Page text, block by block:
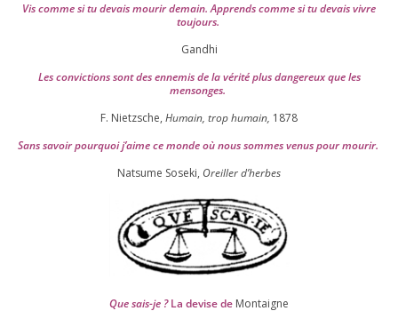
Vis comme si tu devais mou­rir demain. Apprends comme si tu devais vivre
toujours.
Gandhi
Les convic­tions sont des enne­mis de la véri­té plus dan­ge­reux que les
mensonges.
F. Nietzsche, Humain, trop humain, 1878
Sans savoir pour­quoi j’aime ce monde où nous sommes venus pour mourir.
Natsume Soseki, Oreiller d’herbes
Que sais-je ?La devise de Montaigne